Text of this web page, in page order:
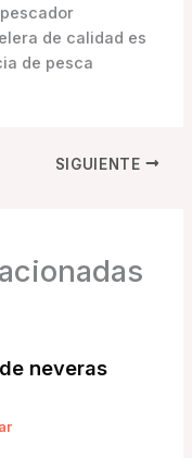
de calidad es
de pesca
SIGUIENTE
neveras